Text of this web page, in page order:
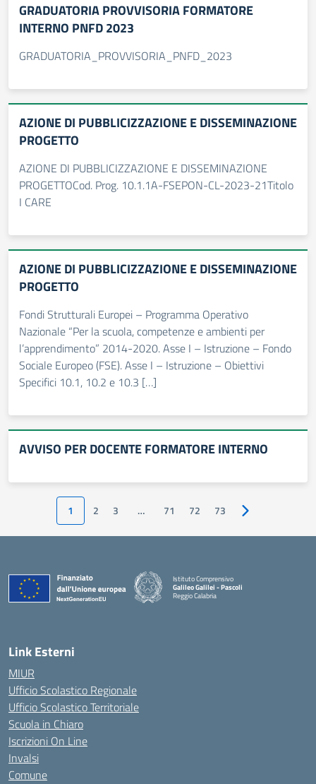
GRADUATORIA PROVVISORIA FORMATORE
INTERNO PNFD 2023
GRADUATORIA_PROVVISORIA_PNFD_2023
AZIONE DI PUBBLICIZZAZIONE E DISSEMINAZIONE
PROGETTO
AZIONE DI PUBBLICIZZAZIONE E DISSEMINAZIONE
PROGETTOCod. Prog. 10.1.1A-FSEPON-CL-2023-21Titolo
I CARE
AZIONE DI PUBBLICIZZAZIONE E DISSEMINAZIONE
PROGETTO
Fondi Strutturali Europei – Programma Operativo
Nazionale “Per la scuola, competenze e ambienti per
l’apprendimento” 2014-2020. Asse I – Istruzione – Fondo
Sociale Europeo (FSE). Asse I – Istruzione – Obiettivi
Specifici 10.1, 10.2 e 10.3 […]
AVVISO PER DOCENTE FORMATORE INTERNO
1 2 3 … 71 72 73 Pagina
Istituto Comprensivo
Galileo Galilei - Pascoli
Reggio Calabria
Link Esterni
MIUR
Ufficio Scolastico Regionale
Ufficio Scolastico Territoriale
Scuola in Chiaro
Iscrizioni On Line
Invalsi
Comune